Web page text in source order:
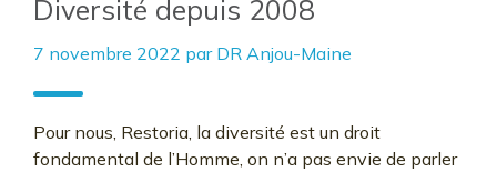
Diversité depuis 2008
7 novembre 2022 par DR Anjou-Maine
Pour nous, Restoria, la diversité est un droit
fondamental de l’Homme, on n’a pas envie de parler